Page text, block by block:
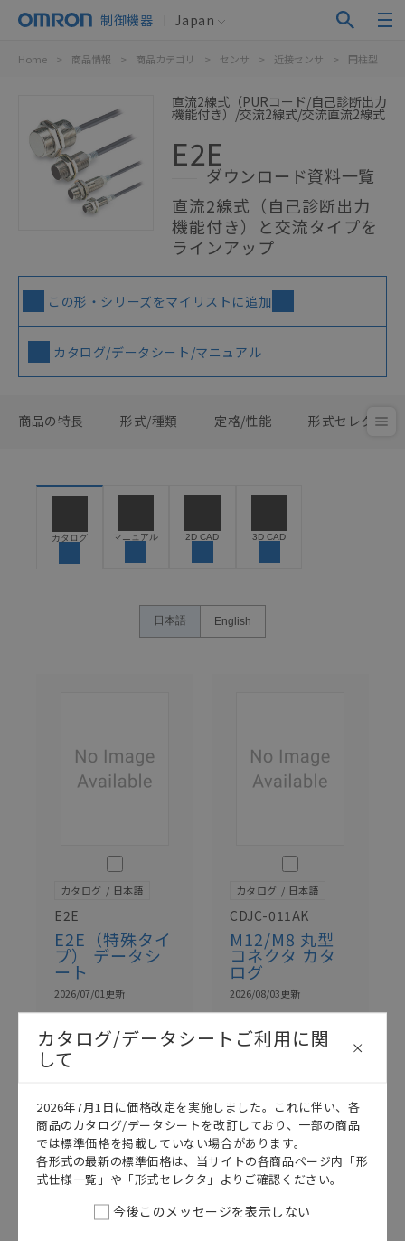
制御機器 Japan
Home > 商品情報 > 商品カテゴリ > センサ > 近接センサ > 円柱型
直流2線式（PURコード/自己診断出力
機能付き）/交流2線式/交流直流2線式
E2E
ダウンロード資料一覧
直流2線式（自己診断出力
機能付き）と交流タイプを
ラインアップ
この形・シリーズをマイリストに追加
カタログ/データシート/マニュアル
商品の特長 形式/種類 定格/性能 形式セレクタ
カタログ マニュアル 2D CAD 3D CAD
日本語 English
このカタログを選択
カタログ 日本語
E2E
E2E（特殊タイ
プ） データシ
ート
2026/07/01更新
このカタログを選択
カタログ 日本語
CDJC-011AK
M12/M8 丸型
コネクタ カタ
ログ
2026/08/03更新
このカタログを選択
カタログ/データシートご利用に関
して
2026年7月1日に価格改定を実施しました。これに伴い、各
商品のカタログ/データシートを改訂しており、一部の商品
では標準価格を掲載していない場合があります。
各形式の最新の標準価格は、当サイトの各商品ページ内「形
式仕様一覧」や「形式セレクタ」よりご確認ください。
今後このメッセージを表示しない